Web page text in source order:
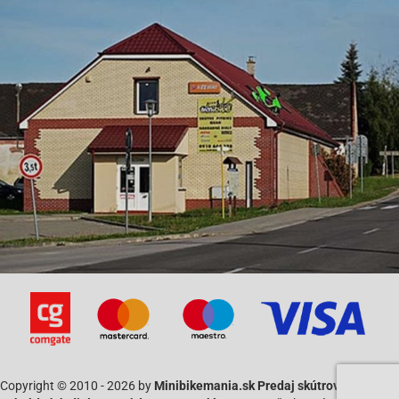
Keeway-FOCUS 50
Keeway-GOCCIA 50
Keeway-GOCCIA 50
Keeway-HACKER 50 2009-
Keeway-HACKER 50 2009-
Keeway-HURRICANE 50
Keeway-MATRIX 50 -2008 (V1, V2)
Keeway-MATRIX 50 -2008 (V1, V2)
Keeway-MATRIX 50 SP 07-08 (V3)
Keeway-MATRIX 50 SP 07-08 (V3)
Keeway-MATRIX 50 SP 2009- (V4)
Keeway-MATRIX 50 SP 2009- (V4)
Keeway-PIXEL 50 2009-
Keeway-PIXEL 50 2009-
Keeway-RY6 50 -2008
Keeway-RY6 50 -2008
Keeway-RY6 50 2009-
Keeway-RY6 50 2009-
Keeway-RY8 50 -2008
Copyright © 2010 - 2026 by Minibikemania.sk Predaj skútrov SYM a